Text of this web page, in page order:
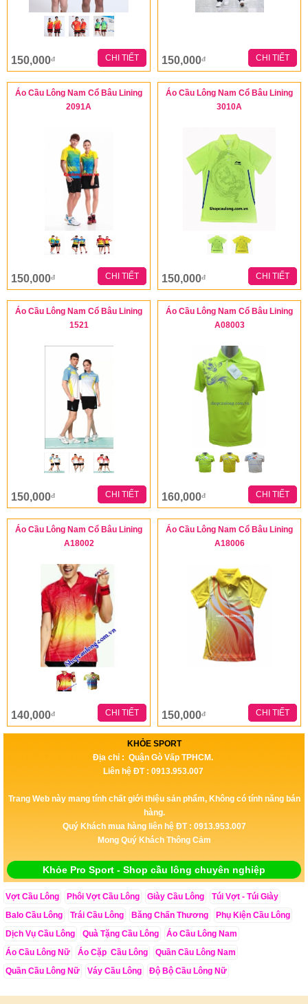
150,000đ CHI TIẾT 150,000đ CHI TIẾT
Áo Cầu Lông Nam Cổ Bâu Lining
2091A
150,000đ CHI TIẾT
Áo Cầu Lông Nam Cổ Bâu Lining
3010A
150,000đ CHI TIẾT
Áo Cầu Lông Nam Cổ Bâu Lining
1521
150,000đ CHI TIẾT
Áo Cầu Lông Nam Cổ Bâu Lining
A08003
160,000đ CHI TIẾT
Áo Cầu Lông Nam Cổ Bâu Lining
A18002
140,000đ CHI TIẾT
Áo Cầu Lông Nam Cổ Bâu Lining
A18006
150,000đ CHI TIẾT
KHỎE SPORT
Địa chỉ : Quận Gò Vấp TPHCM.
Liên hệ ĐT : 0913.953.007
Trang Web này mang tính chất giới thiệu sản phẩm, Không có tính năng bán
hàng.
Quý Khách mua hàng liên hệ ĐT : 0913.953.007
Mong Quý Khách Thông Cảm
Khỏe Pro Sport - Shop cầu lông chuyên nghiệp
Vợt Cầu Lông Phôi Vợt Cầu Lông Giày Cầu Lông
Túi Vợt - Túi Giày
Balo Cầu Lông
Trái Cầu Lông Băng Chấn Thương
Phụ Kiện Cầu Lông
Dịch Vụ Cầu Lông
Quà Tặng Cầu Lông
Áo Cầu Lông Nam
Áo Cầu Lông Nữ
Áo Cặp Cầu Lông
Quần Cầu Lông Nam
Quần Cầu Lông Nữ
Váy Cầu Lông Độ Bộ Cầu Lông Nữ